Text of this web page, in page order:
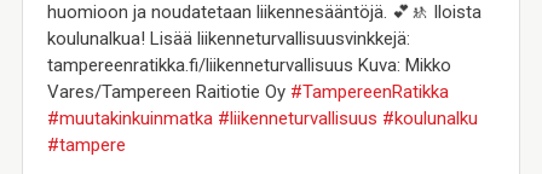
huomioon ja noudatetaan liikennesääntöjä. 💕🚸 Iloista
koulunalkua! Lisää liikenneturvallisuusvinkkejä:
tampereenratikka.fi/liikenneturvallisuus Kuva: Mikko
Vares/Tampereen Raitiotie Oy #TampereenRatikka
#muutakinkuinmatka #liikenneturvallisuus #koulunalku
#tampere